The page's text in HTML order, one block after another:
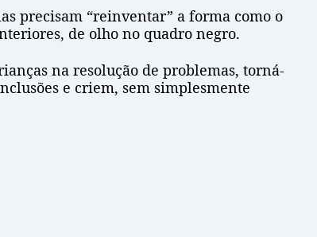
precisam “reinventar” a forma como o
de olho no quadro negro.
na resolução de problemas, torná-
e criem, sem simplesmente